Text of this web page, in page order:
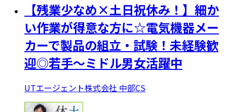
【残業少なめ×土日祝休み！】細か
い作業が得意な方に☆電気機器メー
カーで製品の組立・試験！未経験歓
迎◎若手～ミドル男女活躍中
UTエージェント株式会社 中部CS